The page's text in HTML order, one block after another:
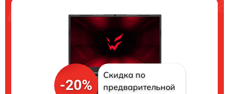
-20%
Скидка по
предварительной